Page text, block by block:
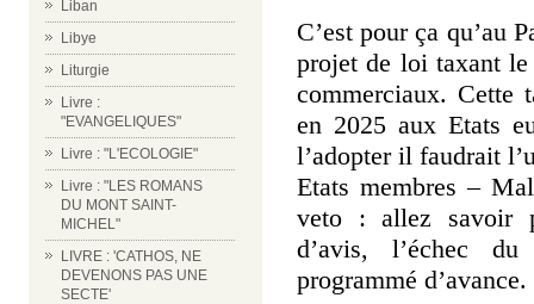
Liban
Libye
Liturgie
Livre :
"EVANGELIQUES"
Livre : "L'ECOLOGIE"
Livre : "LES ROMANS
DU MONT SAINT-
MICHEL"
LIVRE : 'CATHOS, NE
DEVENONS PAS UNE
SECTE'
C’est pour ça qu’au
projet de loi taxant le
commerciaux. Cette
en 2025 aux Etats
l’adopter il faudrait
Etats membres –
veto : allez savoir
d’avis, l’échec
programmé d’avance.